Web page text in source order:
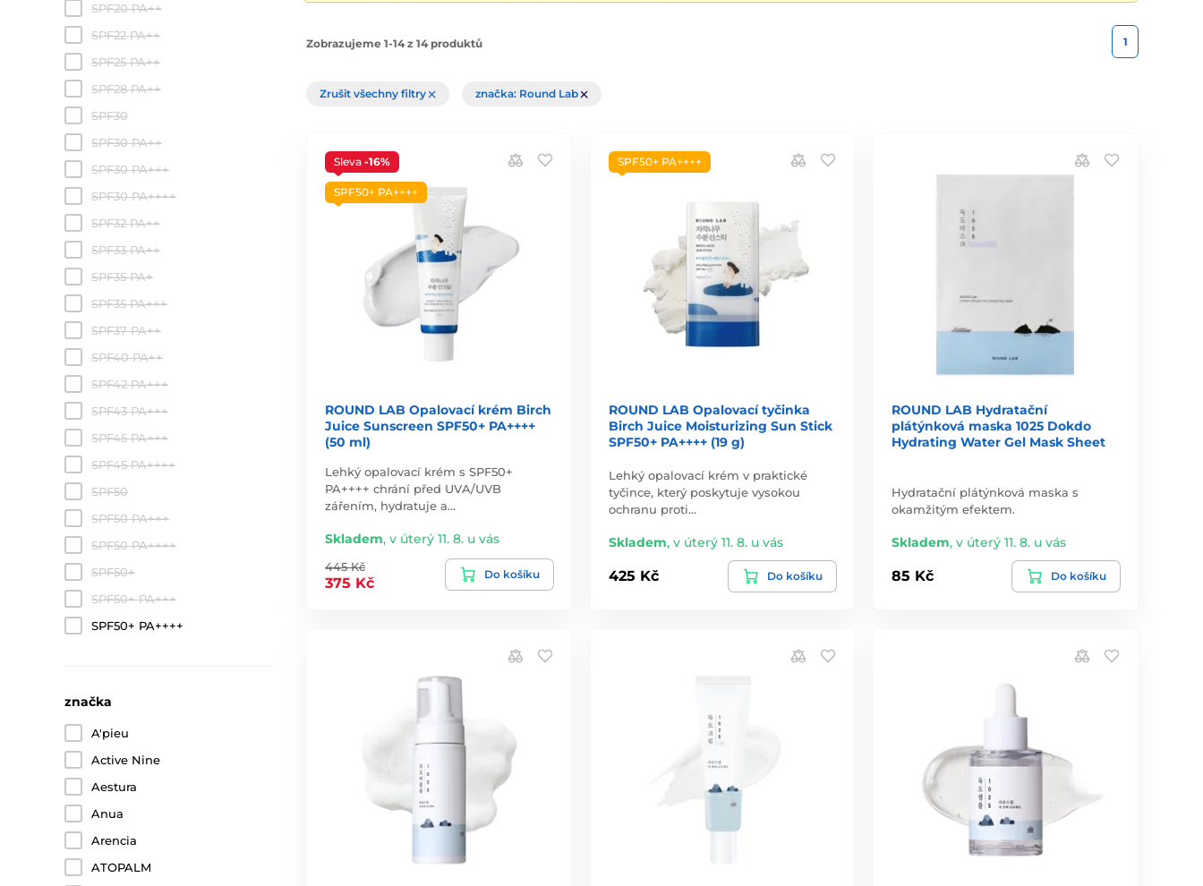
SPF20 PA++
SPF22 PA++
SPF25 PA++
SPF28 PA++
SPF30
SPF30 PA++
SPF30 PA+++
SPF30 PA++++
SPF32 PA++
SPF33 PA++
SPF35 PA+
SPF35 PA+++
SPF37 PA++
SPF40 PA++
SPF42 PA+++
SPF43 PA+++
SPF45 PA+++
SPF45 PA++++
SPF50
SPF50 PA+++
SPF50 PA++++
SPF50+
SPF50+ PA+++
SPF50+ PA++++
značka
A'pieu
Active Nine
Aestura
Anua
Arencia
ATOPALM
Zobrazujeme 1-14 z 14 produktů 1
Zrušit všechny filtry značka: Round Lab
Sleva -16%
SPF50+ PA++++
ROUND LAB Opalovací krém Birch
Juice Sunscreen SPF50+ PA++++
(50 ml)
Lehký opalovací krém s SPF50+
PA++++ chrání před UVA/UVB
zářením, hydratuje a…
Skladem, v úterý 11. 8. u vás
445 Kč
375 Kč
Do košíku
SPF50+ PA++++
ROUND LAB Opalovací tyčinka
Birch Juice Moisturizing Sun Stick
SPF50+ PA++++ (19 g)
Lehký opalovací krém v praktické
tyčince, který poskytuje vysokou
ochranu proti…
Skladem, v úterý 11. 8. u vás
425 Kč Do košíku
ROUND LAB Hydratační
plátýnková maska 1025 Dokdo
Hydrating Water Gel Mask Sheet
Hydratační plátýnková maska s
okamžitým efektem.
Skladem,v úterý 11. 8. u vás
85 Kč Do košíku